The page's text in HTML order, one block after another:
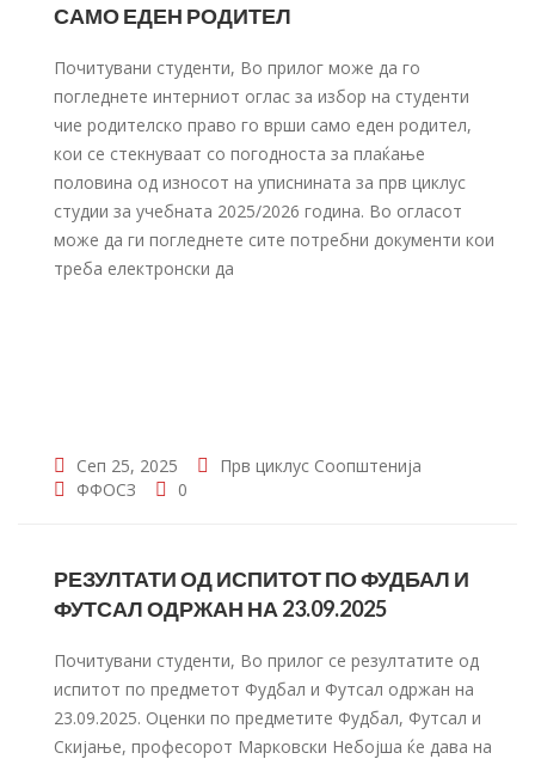
САМО ЕДЕН РОДИТЕЛ
Почитувани студенти, Во прилог може да го
погледнете интерниот оглас за избор на студенти
чие родителско право го врши само еден родител,
кои се стекнуваат со погодноста за плаќање
половина од износот на уписнината за прв циклус
студии за учебната 2025/2026 година. Во огласот
може да ги погледнете сите потребни документи кои
треба електронски да
Сеп 25, 2025 Прв циклус Соопштенија
ФФОСЗ
0
РЕЗУЛТАТИ ОД ИСПИТОТ ПО ФУДБАЛ И
ФУТСАЛ ОДРЖАН НА 23.09.2025
Почитувани студенти, Во прилог се резултатите од
испитот по предметот Фудбал и Футсал одржан на
23.09.2025. Оценки по предметите Фудбал, Футсал и
Скијање, професорот Марковски Небојша ќе дава на